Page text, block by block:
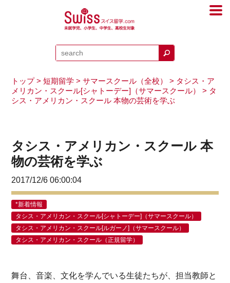
トップ>短期留学 >サマースクール（全校） > タシス・ア
メリカン・スクール[シャトーデー]（サマースクール）
> タ
シス・アメリカン・スクール 本物の芸術を学ぶ
タシス・アメリカン・スクール 本
物の芸術を学ぶ
2017/12/6 06:00:04
*新着情報
タシス・アメリカン・スクール[シャトーデー]（サマースクール）
タシス・アメリカン・スクール[ルガーノ]（サマースクール）
タシス・アメリカン・スクール（正規留学）
舞台、音楽、文化を学んでいる生徒たちが、担当教師と